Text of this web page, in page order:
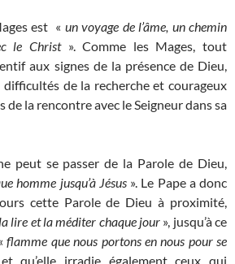
est « un voyage de l’âme, un chemin
le Christ». Comme les Mages, tout
aux signes de la présence de Dieu,
de la recherche et courageux
de la rencontre avec le Seigneur dans sa
peut se passer de la Parole de Dieu,
homme jusqu’à Jésus». Le Pape a donc
cette Parole de Dieu à proximité,
la lire et la méditer chaque jour», jusqu’à ce
flamme que nous portons en nous pour se
qu’elle irradie également ceux qui